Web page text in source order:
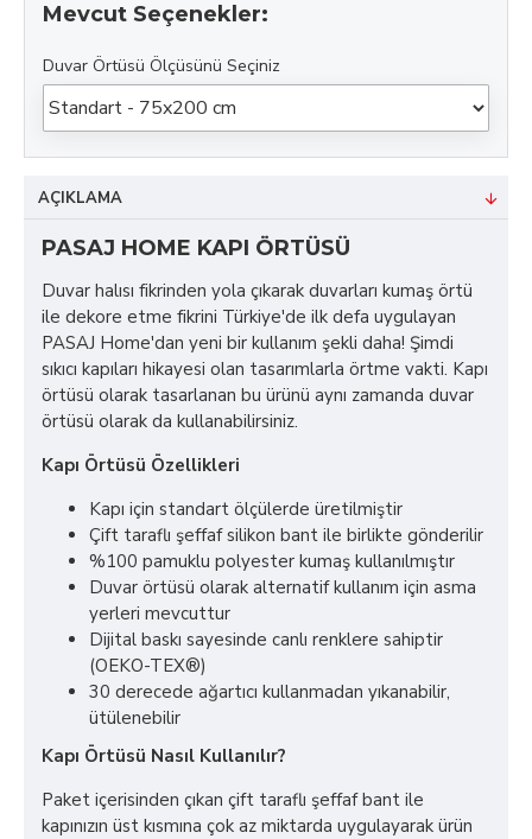
Mevcut Seçenekler:
Duvar Örtüsü Ölçüsünü Seçiniz
AÇIKLAMA
PASAJ HOME KAPI ÖRTÜSÜ
Duvar halısı fikrinden yola çıkarak duvarları kumaş örtü
ile dekore etme fikrini Türkiye'de ilk defa uygulayan
PASAJ Home'dan yeni bir kullanım şekli daha! Şimdi
sıkıcı kapıları hikayesi olan tasarımlarla örtme vakti. Kapı
örtüsü olarak tasarlanan bu ürünü aynı zamanda duvar
örtüsü olarak da kullanabilirsiniz.
Kapı Örtüsü Özellikleri
Kapı için standart ölçülerde üretilmiştir
Çift taraflı şeffaf silikon bant ile birlikte gönderilir
%100 pamuklu polyester kumaş kullanılmıştır
Duvar örtüsü olarak alternatif kullanım için asma
yerleri mevcuttur
Dijital baskı sayesinde canlı renklere sahiptir
(OEKO-TEX®)
30 derecede ağartıcı kullanmadan yıkanabilir,
ütülenebilir
Kapı Örtüsü Nasıl Kullanılır?
Paket içerisinden çıkan çift taraflı şeffaf bant ile
kapınızın üst kısmına çok az miktarda uygulayarak ürün